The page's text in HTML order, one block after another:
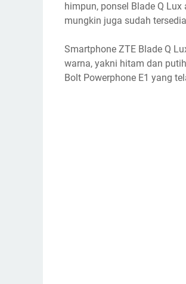
himpun, ponsel Blade Q
mungkin juga sudah
Smartphone ZTE Blade Q
warna, yakni hitam dan
Bolt Powerphone E1 yang